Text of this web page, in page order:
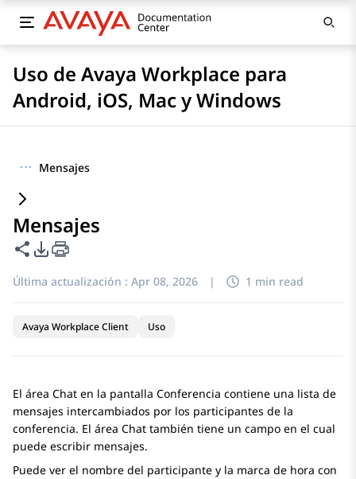
Uso de Avaya Workplace para
Android, iOS, Mac y Windows
··· Mensajes
Mensajes
Compartir esta página
Opciones de exportación de PDF
Última actualización : Apr 08, 2026 | 1 min read
Avaya Workplace Client Uso
El área Chat en la pantalla Conferencia contiene una lista de
mensajes intercambiados por los participantes de la
conferencia. El área Chat también tiene un campo en el cual
puede escribir mensajes.
Puede ver el nombre del participante y la marca de hora con